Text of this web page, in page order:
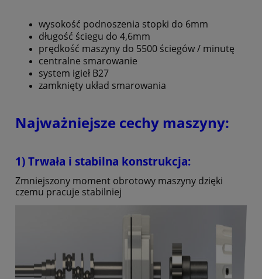
wysokość podnoszenia stopki do 6mm
długość ściegu do 4,6mm
prędkość maszyny do 5500 ściegów / minutę
centralne smarowanie
system igieł B27
zamknięty układ smarowania
Najważniejsze cechy maszyny:
1) Trwała i stabilna konstrukcja:
Zmniejszony moment obrotowy maszyny dzięki
czemu pracuje stabilniej